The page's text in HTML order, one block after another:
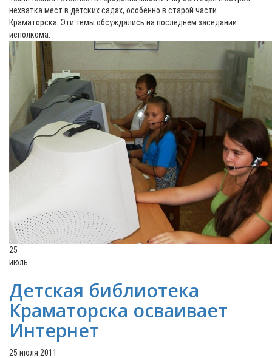
нехватка мест в детских садах, особенно в старой части
Краматорска. Эти темы обсуждались на последнем заседании
исполкома.
25
июль
Детская библиотека
Краматорска осваивает
Интернет
25 июля 2011